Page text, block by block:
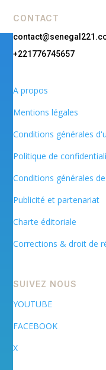
CONTACT
+221776745657
A propos
Mentions légales
Conditions générales
Politique de
Conditions générales
Publicité et partenariat
Charte éditoriale
Corrections & droit de
SUIVEZ NOUS
YOUTUBE
FACEBOOK
X